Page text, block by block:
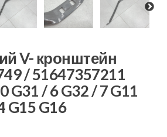
V- кронштейн
/ 51647357211
G31 / 6 G32 / 7 G11
G15 G16